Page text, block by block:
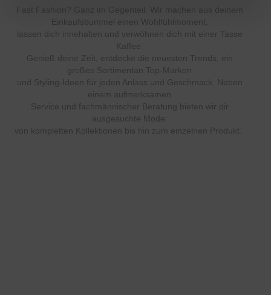
Einkaufsbummel einen Wohlfühlmoment,
lassen dich innehalten und verwöhnen dich mit einer Tasse
Kaffee.
Genieß deine Zeit, entdecke die neuesten Trends, ein
großes Sortimentan Top-Marken
und Styling-Ideen für jeden Anlass und Geschmack. Neben
einem aufmerksamen
Service und fachmännischer Beratung bieten wir dir
ausgesuchte Mode:
von kompletten Kollektionen bis hin zum einzelnen Produkt.